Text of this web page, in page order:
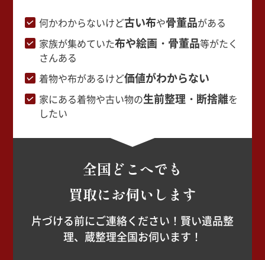
何かわからないけど古い布や骨董品がある
家族が集めていた布や絵画・骨董品等がたく
さんある
着物や布があるけど価値がわからない
家にある着物や古い物の生前整理・断捨離を
したい
全国どこへでも
買取にお伺いします
片づける前にご連絡ください！賢い遺品整
理、蔵整理全国お伺います！